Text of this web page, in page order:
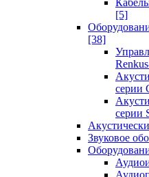
[5]
[38]
серии
серии
Звуковое